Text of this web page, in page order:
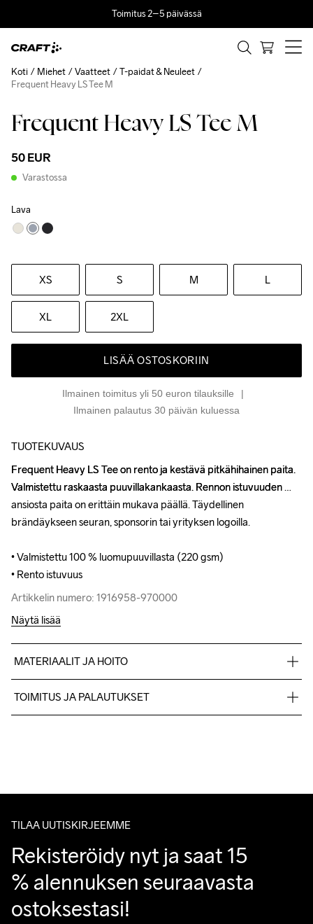
Toimitus 2–5 päivässä
Frequent Heavy LS Tee M
50 EUR
Varastossa
Lava
XS S M L
XL 2XL
LISÄÄ OSTOSKORIIN
Ilmainen toimitus yli 50 euron tilauksille
Ilmainen palautus 30 päivän kuluessa
Koti Miehet Vaatteet
T-paidat & Neuleet
Frequent Heavy LS Tee M
TUOTEKUVAUS
Frequent Heavy LS Tee on rento ja kestävä pitkähihainen paita.
Valmistettu raskaasta puuvillakankaasta. Rennon istuvuuden
ansiosta paita on erittäin mukava päällä. Täydellinen
brändäykseen seuran, sponsorin tai yrityksen logoilla.
• Valmistettu 100 % luomupuuvillasta (220 gsm)
• Rento istuvuus
Artikkelin numero: 1916958-970000
Frequent Heavy LS Tee on rento ja kestävä pitkähihainen paita.
Valmistettu raskaasta puuvillakankaasta. Rennon istuvuuden
ansiosta paita on erittäin mukava päällä. Täydellinen
brändäykseen seuran, sponsorin tai yrityksen logoilla.
• Valmistettu 100 % luomupuuvillasta (220 gsm)
• Rento istuvuus
Artikkelin numero: 1916958-970000
Näytä lisää
MATERIAALIT JA HOITO
TOIMITUS JA PALAUTUKSET
kysymyksiisi.
TILAA UUTISKIRJEEMME
Rekisteröidy nyt ja saat 15
% alennuksen seuraavasta
ostoksestasi!